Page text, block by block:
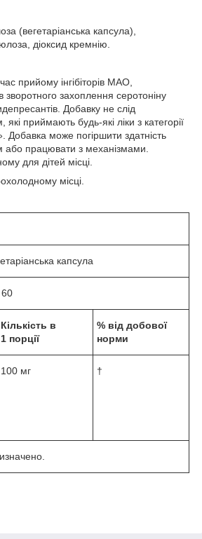
(вегетаріанська капсула),
діоксид кремнію.
прийому інгібіторів МАО,
зворотного захоплення серотоніну
Добавку не слід
приймають будь-які ліки з категорії
Добавка може погіршити здатність
або працювати з механізмами.
для дітей місці.
місці.
капсула
60
Кількість в
1 порції
% від добової
норми
100 мг †